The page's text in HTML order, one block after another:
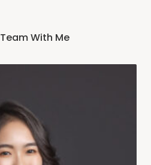
Team With Me